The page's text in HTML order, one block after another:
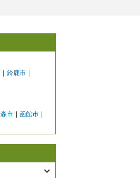
｜ 鈴鹿市 ｜
市 ｜ 函館市 ｜